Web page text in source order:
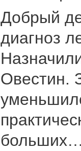
Добрый
диагноз
Овестин.